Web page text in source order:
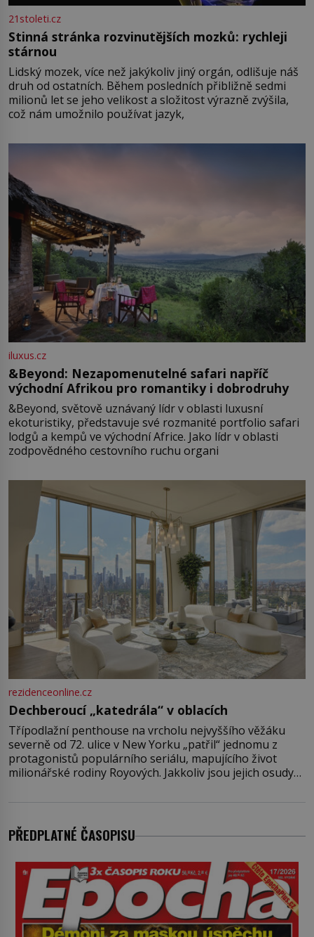
21stoleti.cz
Stinná stránka rozvinutějších mozků: rychleji
stárnou
Lidský mozek, více než jakýkoliv jiný orgán, odlišuje náš
druh od ostatních. Během posledních přibližně sedmi
milionů let se jeho velikost a složitost výrazně zvýšila,
což nám umožnilo používat jazyk,
iluxus.cz
&Beyond: Nezapomenutelné safari napříč
východní Afrikou pro romantiky i dobrodruhy
&Beyond, světově uznávaný lídr v oblasti luxusní
ekoturistiky, představuje své rozmanité portfolio safari
lodgů a kempů ve východní Africe. Jako lídr v oblasti
zodpovědného cestovního ruchu organi
rezidenceonline.cz
Dechberoucí „katedrála“ v oblacích
Třípodlažní penthouse na vrcholu nejvyššího věžáku
severně od 72. ulice v New Yorku „patřil“ jednomu z
protagonistů populárního seriálu, mapujícího život
milionářské rodiny Royových. Jakkoliv jsou jejich osudy
jenom jednou z nemovitostí
PŘEDPLATNÉ ČASOPISU